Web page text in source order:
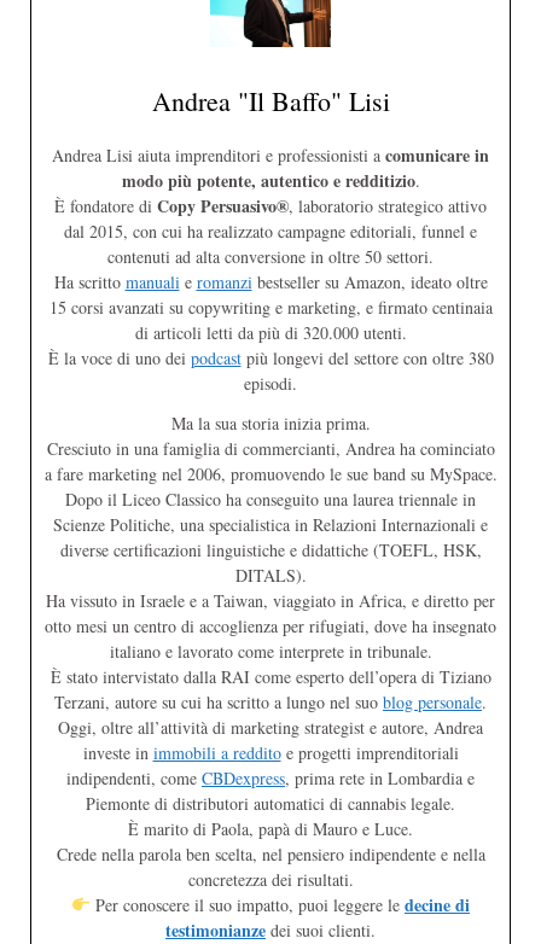
Andrea "Il Baffo" Lisi
Andrea Lisi aiuta imprenditori e professionisti a comunicare in
modo più potente, autentico e redditizio.
È fondatore di Copy Persuasivo®, laboratorio strategico attivo
dal 2015, con cui ha realizzato campagne editoriali, funnel e
contenuti ad alta conversione in oltre 50 settori.
Ha scritto manuali e romanzi bestseller su Amazon, ideato oltre
15 corsi avanzati su copywriting e marketing, e firmato centinaia
di articoli letti da più di 320.000 utenti.
È la voce di uno dei podcastpiù longevi del settore con oltre 380
episodi.
Ma la sua storia inizia prima.
Cresciuto in una famiglia di commercianti, Andrea ha cominciato
a fare marketing nel 2006, promuovendo le sue band su MySpace.
Dopo il Liceo Classico ha conseguito una laurea triennale in
Scienze Politiche, una specialistica in Relazioni Internazionali e
diverse certificazioni linguistiche e didattiche (TOEFL, HSK,
DITALS).
Ha vissuto in Israele e a Taiwan, viaggiato in Africa, e diretto per
otto mesi un centro di accoglienza per rifugiati, dove ha insegnato
italiano e lavorato come interprete in tribunale.
È stato intervistato dalla RAI come esperto dell’opera di Tiziano
Terzani, autore su cui ha scritto a lungo nel suo blog personale.
Oggi, oltre all’attività di marketing strategist e autore, Andrea
investe in immobili a redditoe progetti imprenditoriali
indipendenti, come CBDexpress, prima rete in Lombardia e
Piemonte di distributori automatici di cannabis legale.
È marito di Paola, papà di Mauro e Luce.
Crede nella parola ben scelta, nel pensiero indipendente e nella
concretezza dei risultati.
Per conoscere il suo impatto, puoi leggere le decine di
testimonianze dei suoi clienti.